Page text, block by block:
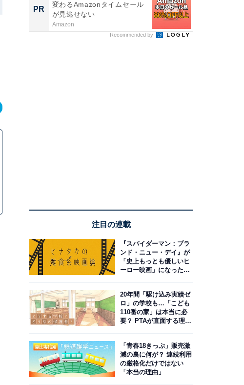
PR
変わるAmazonタイムセール
が見逃せない
Amazon
Recommended by
注目の連載
『スパイダーマン：ブラ
ンド・ニュー・デイ』が
「史上もっとも優しいヒ
ーロー映画」になった理
20年間「駆け込み実績ゼ
ロ」の学校も…「こども
110番の家」は本当に必
要？ PTAが直面する理想
「青春18きっぷ」販売激
減の裏に何が？ 連続利用
の厳格化だけではない
「本当の理由」